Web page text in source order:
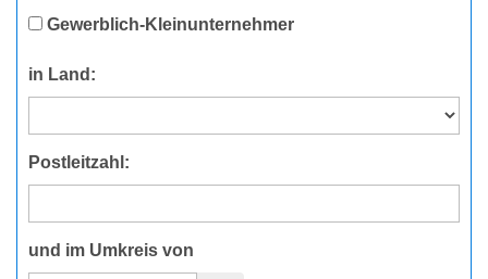
Gewerblich-Kleinunternehmer
in Land:
Postleitzahl:
und im Umkreis von